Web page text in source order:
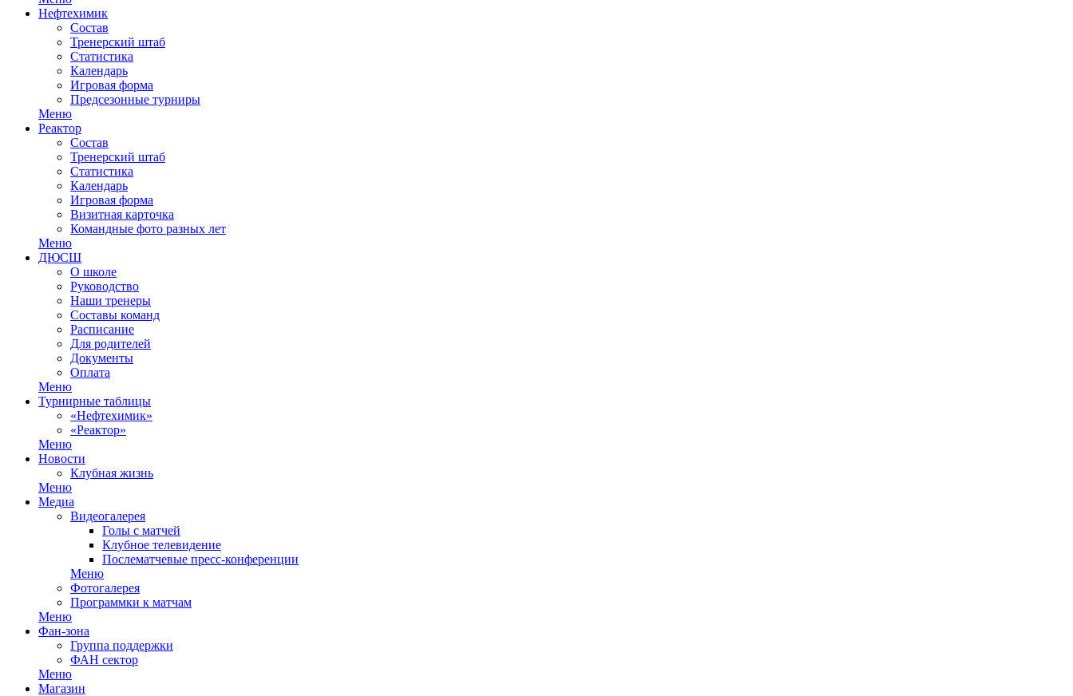
Нефтехимик
Состав
Тренерский штаб
Статистика
Календарь
Игровая форма
Предсезонные турниры
Меню
Реактор
Состав
Тренерский штаб
Статистика
Календарь
Игровая форма
Визитная карточка
Командные фото разных лет
Меню
ДЮСШ
О школе
Руководство
Наши тренеры
Составы команд
Расписание
Для родителей
Документы
Оплата
Меню
Турнирные таблицы
«Нефтехимик»
«Реактор»
Меню
Новости
Клубная жизнь
Меню
Медиа
Видеогалерея
Голы с матчей
Клубное телевидение
Послематчевые пресс-конференции
Меню
Фотогалерея
Программки к матчам
Меню
Фан-зона
Группа поддержки
ФАН сектор
Меню
Магазин